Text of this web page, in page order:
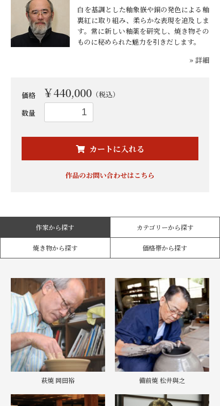
白を基調とした釉象嵌や銅の発色による釉
裏紅に取り組み、柔らかな表現を追及しま
す。常に新しい釉薬を研究し、焼き物その
ものに秘められた魅力を引きだします。
» 詳細
価格 ￥440,000 （税込）
数量
カートに入れる
作品のお問い合わせはこちら
作家から探す カテゴリーから探す
焼き物から探す 価格帯から探す
萩焼 岡田裕 備前焼 松井與之